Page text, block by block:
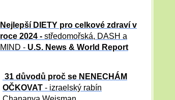
Nejlepší DIETY pro celkové zdraví v
roce 2024 - středomořská, DASH a
MIND - U.S. News & World Report
31 důvod ů proč se NENECHÁM
OČKOVAT - izraelský rabín